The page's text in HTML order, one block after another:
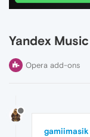
Yandex
Opera add-ons
gamiimasik